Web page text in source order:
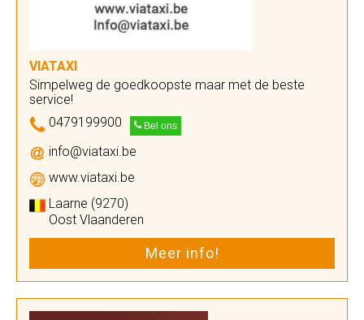
VIATAXI
Simpelweg de goedkoopste maar met de beste
service!
0479199900
Bel ons
info@viataxi.be
www.viataxi.be
Laarne (9270)
Oost Vlaanderen
Meer info!